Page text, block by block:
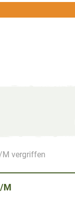
M vergriffen
S/M